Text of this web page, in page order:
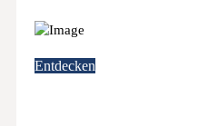
Entdecken